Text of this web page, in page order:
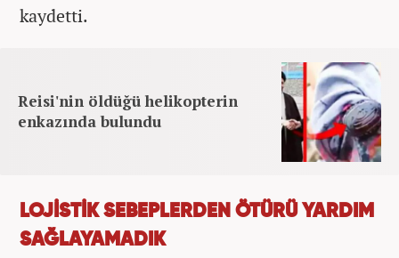
kaydetti.
Reisi'nin öldüğü helikopterin
enkazında bulundu
LOJİSTİK SEBEPLERDEN ÖTÜRÜ YARDIM
SAĞLAYAMADIK